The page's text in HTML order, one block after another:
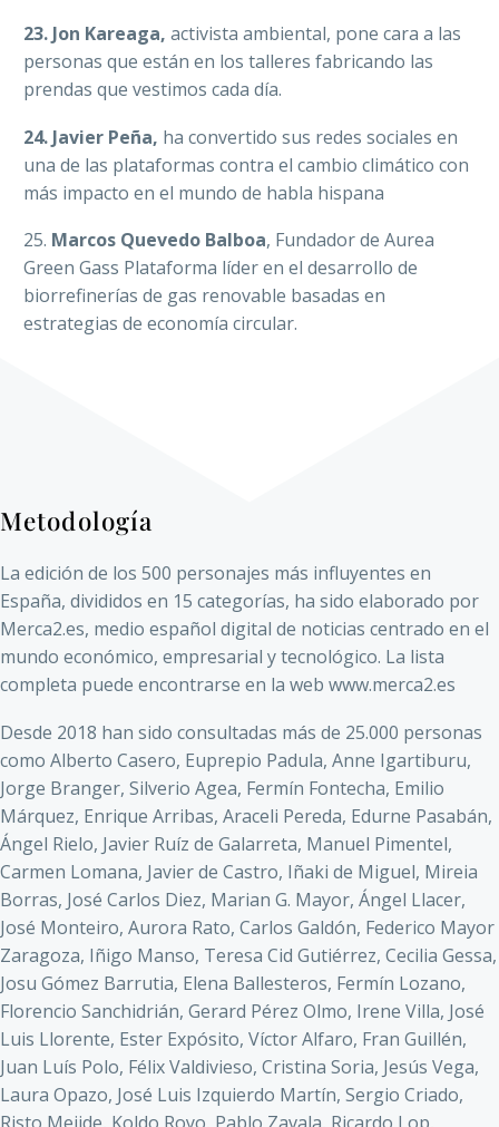
23. Jon Kareaga, activista ambiental, pone cara a las
personas que están en los talleres fabricando las
prendas que vestimos cada día.
24. Javier Peña, ha convertido sus redes sociales en
una de las plataformas contra el cambio climático con
más impacto en el mundo de habla hispana
25. Marcos Quevedo Balboa, Fundador de Aurea
Green Gass Plataforma líder en el desarrollo de
biorrefinerías de gas renovable basadas en
estrategias de economía circular.
Metodología
La edición de los 500 personajes más influyentes en
España, divididos en 15 categorías, ha sido elaborado por
Merca2.es, medio español digital de noticias centrado en el
mundo económico, empresarial y tecnológico. La lista
completa puede encontrarse en la web www.merca2.es
Desde 2018 han sido consultadas más de 25.000 personas
como Alberto Casero, Euprepio Padula, Anne Igartiburu,
Jorge Branger, Silverio Agea, Fermín Fontecha, Emilio
Márquez, Enrique Arribas, Araceli Pereda, Edurne Pasabán,
Ángel Rielo, Javier Ruíz de Galarreta, Manuel Pimentel,
Carmen Lomana, Javier de Castro, Iñaki de Miguel, Mireia
Borras, José Carlos Diez, Marian G. Mayor, Ángel Llacer,
José Monteiro, Aurora Rato, Carlos Galdón, Federico Mayor
Zaragoza, Iñigo Manso, Teresa Cid Gutiérrez, Cecilia Gessa,
Josu Gómez Barrutia, Elena Ballesteros, Fermín Lozano,
Florencio Sanchidrián, Gerard Pérez Olmo, Irene Villa, José
Luis Llorente, Ester Expósito, Víctor Alfaro, Fran Guillén,
Juan Luís Polo, Félix Valdivieso, Cristina Soria, Jesús Vega,
Laura Opazo, José Luis Izquierdo Martín, Sergio Criado,